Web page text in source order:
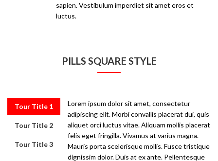
sapien. Vestibulum imperdiet sit amet eros et
luctus.
PILLS SQUARE STYLE
Tour Title 1
Tour Title 2
Tour Title 3
Lorem ipsum dolor sit amet, consectetur
adipiscing elit. Morbi convallis placerat dui, quis
aliquet orci luctus vitae. Aliquam mollis placerat
felis eget fringilla. Vivamus at varius magna.
Mauris porta scelerisque mollis. Fusce tristique
dignissim dolor. Duis at ex ante. Pellentesque